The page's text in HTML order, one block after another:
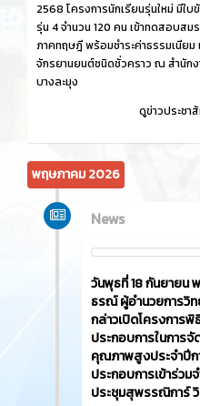
2568 โครงการนักเรียนรุ่นใหม่ มีใ
รุ่น 4 จำนวน 120 คน เข้าทดสอบสม
ภาคทฤษฎี พร้อมชำระค่าธรรมเนีย
จักรยานยนต์ชนิดชั่วคราว ณ สำนัก
บางละมุง
ดูข่าวประชา
พฤษภาคม 2026
News
วันพุธที่ 18 กันยายน
ธรณ์ ผู้อำนวยการวิ
กล่าวเปิดโครงการ
ประกอบการในการ
คุณภาพสูงประจำปีก
ประกอบการเข้าร่ว
ประชุมสุพรรณิการ์